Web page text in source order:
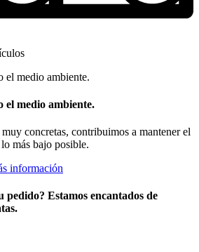
el medio ambiente.
concretas, contribuimos a mantener el
más bajo posible.
información
pedido? Estamos encantados de